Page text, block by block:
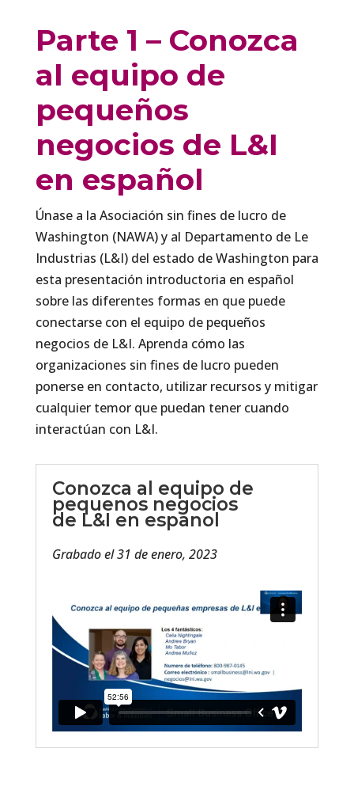
Parte 1 – Conozca
al equipo de
pequeños
negocios de L&I
en español
Únase a la Asociación sin fines de lucro de
Washington (NAWA) y al Departamento de Le
Industrias (L&I) del estado de Washington para
esta presentación introductoria en español
sobre las diferentes formas en que puede
conectarse con el equipo de pequeños
negocios de L&I. Aprenda cómo las
organizaciones sin fines de lucro pueden
ponerse en contacto, utilizar recursos y mitigar
cualquier temor que puedan tener cuando
interactúan con L&I.
Conozca al equipo de
pequenos negocios
de L&I en espanol
Grabado el 31 de enero, 2023